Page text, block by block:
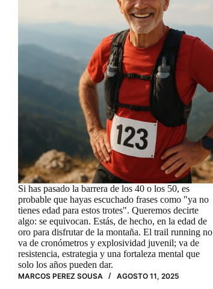
Si has pasado la barrera de los 40 o los 50, es
probable que hayas escuchado frases como "ya no
tienes edad para estos trotes". Queremos decirte
algo: se equivocan. Estás, de hecho, en la edad de
oro para disfrutar de la montaña. El trail running no
va de cronómetros y explosividad juvenil; va de
resistencia, estrategia y una fortaleza mental que
solo los años pueden dar.
MARCOS PEREZ SOUSA AGOSTO 11, 2025